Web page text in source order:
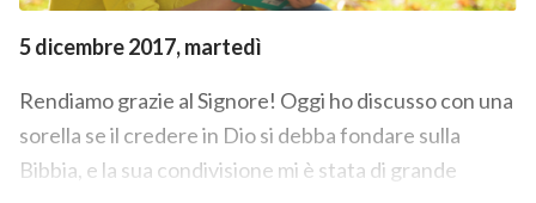
5 dicembre 2017, martedì
Rendiamo grazie al Signore! Oggi ho discusso con una
sorella se il credere in Dio si debba fondare sulla
Bibbia, e la sua condivisione mi è stata di grande